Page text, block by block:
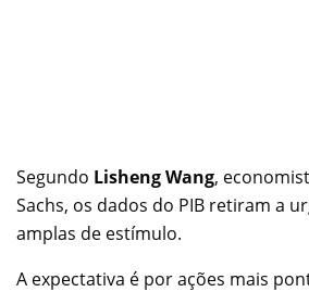
Segundo Lisheng Wang,
Sachs, os dados do PIB retiram a
amplas de estímulo.
A expectativa é por ações mais